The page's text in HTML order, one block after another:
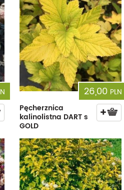
26,00 PLN
Pęcherznica
kalinolistna DART s
GOLD